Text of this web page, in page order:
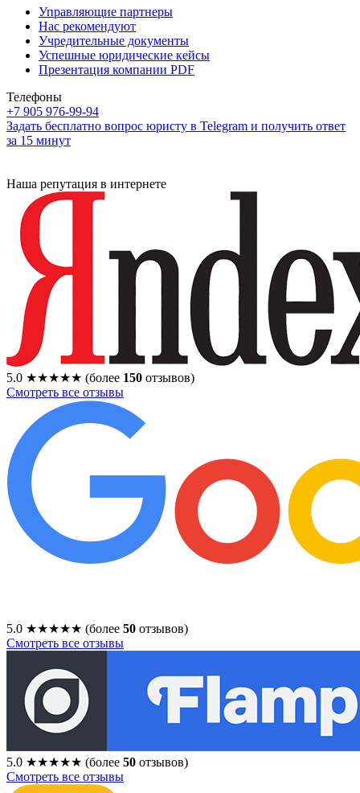
Управляющие партнеры
Нас рекомендуют
Учредительные документы
Успешные юридические кейсы
Презентация компании PDF
Телефоны
+7 905 976-99-94
Задать бесплатно вопрос юристу в Telegram и получить ответ
за 15 минут
Наша репутация в интернете
5.0 ★★★★★ (более 150 отзывов)
Смотреть все отзывы
5.0 ★★★★★ (более 50 отзывов)
Смотреть все отзывы
5.0 ★★★★★ (более 50 отзывов)
Смотреть все отзывы